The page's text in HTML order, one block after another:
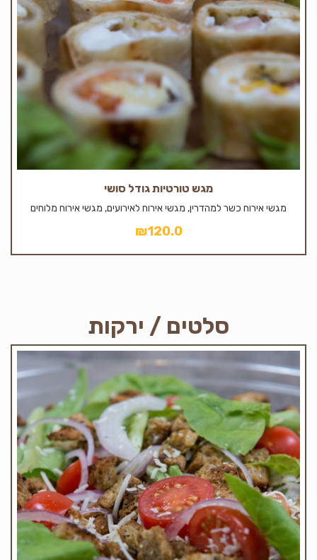
מגש טורטיות גודל סושי
מגשי אירוח כשר למהדרין, מגשי אירוח לאירועים, מגשי אירוח מלוחים
₪120.0
סלטים / ירקות